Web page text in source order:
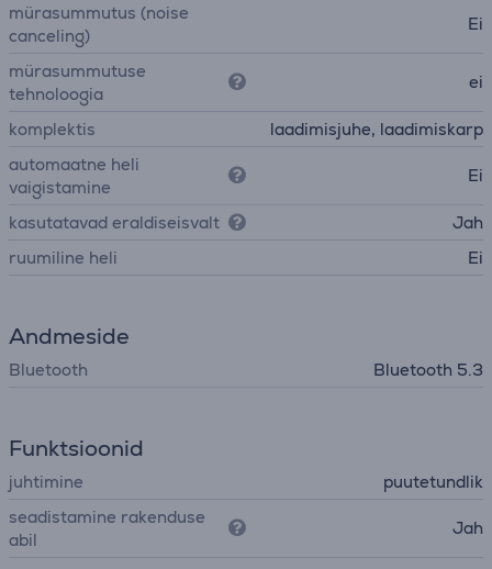
mürasummutus (noise
canceling)
Ei
mürasummutuse
tehnoloogia
ei
komplektis
laadimisjuhe, laadimiskarp
automaatne heli
vaigistamine
Ei
kasutatavad eraldiseisvalt
Jah
ruumiline heli
Ei
Andmeside
Bluetooth Bluetooth 5.3
Funktsioonid
juhtimine
puutetundlik
seadistamine rakenduse
abil
Jah